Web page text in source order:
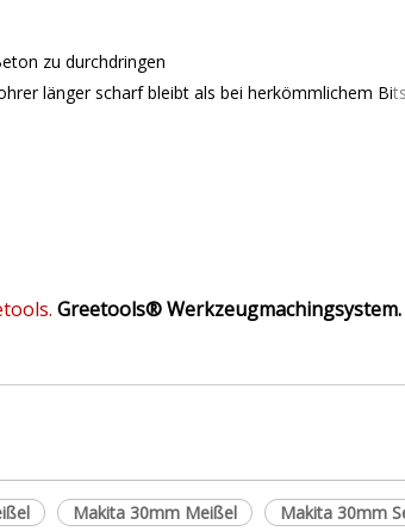
zu durchdringen
länger scharf bleibt als bei herkömmlichem Bits
Greetools®Werkzeugmachingsystem.
Makita 30mm Meißel
Makita 30mm